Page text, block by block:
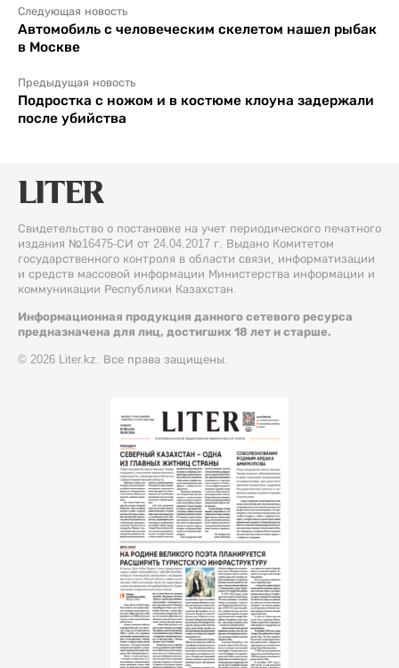
Следующая новость
Автомобиль с человеческим скелетом нашел рыбак
в Москве
Предыдущая новость
Подростка с ножом и в костюме клоуна задержали
после убийства
Свидетельство о постановке на учет периодического печатного
издания №16475-СИ от 24.04.2017 г. Выдано Комитетом
государственного контроля в области связи, информатизации
и средств массовой информации Министерства информации и
коммуникации Республики Казахстан.
Информационная продукция данного сетевого ресурса
предназначена для лиц, достигших 18 лет и старше.
© 2026 Liter.kz. Все права защищены.